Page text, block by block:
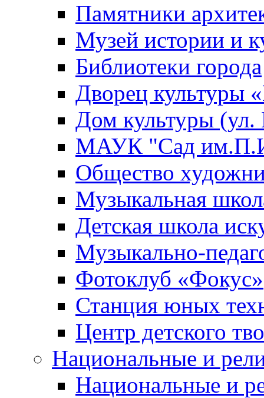
Памятники
Музей истории и
Библиотеки города
Дворец культуры
Дом культуры (ул.
МАУК "Сад
Общество
Музыкальная
Детская школа
Музыкально-
Фотоклуб «Фокус»
Станция юных
Центр детского
Национальные и
Национальные и